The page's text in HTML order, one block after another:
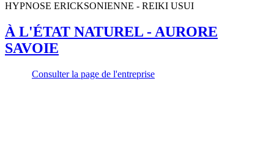
HYPNOSE ERICKSONIENNE - REIKI USUI
À L'ÉTAT NATUREL - AURORE
SAVOIE
Consulter la page de l'entreprise